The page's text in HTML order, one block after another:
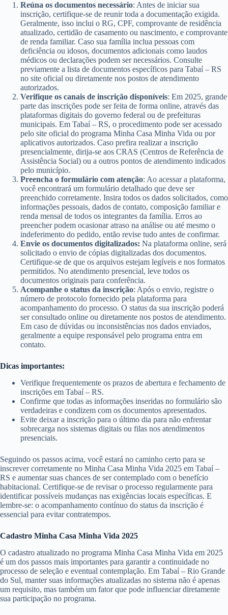
Reúna os documentos necessário: Antes de iniciar sua
inscrição, certifique-se de reunir toda a documentação exigida.
Geralmente, isso inclui o RG, CPF, comprovante de residência
atualizado, certidão de casamento ou nascimento, e comprovante
de renda familiar. Caso sua família inclua pessoas com
deficiência ou idosos, documentos adicionais como laudos
médicos ou declarações podem ser necessários. Consulte
previamente a lista de documentos específicos para Tabaí – RS
no site oficial ou diretamente nos postos de atendimento
autorizados.
Verifique os canais de inscrição disponíveis: Em 2025, grande
parte das inscrições pode ser feita de forma online, através das
plataformas digitais do governo federal ou de prefeituras
municipais. Em Tabaí – RS, o procedimento pode ser acessado
pelo site oficial do programa Minha Casa Minha Vida ou por
aplicativos autorizados. Caso prefira realizar a inscrição
presencialmente, dirija-se aos CRAS (Centros de Referência de
Assistência Social) ou a outros pontos de atendimento indicados
pelo município.
Preencha o formulário com atenção: Ao acessar a plataforma,
você encontrará um formulário detalhado que deve ser
preenchido corretamente. Insira todos os dados solicitados, como
informações pessoais, dados de contato, composição familiar e
renda mensal de todos os integrantes da família. Erros ao
preencher podem ocasionar atraso na análise ou até mesmo o
indeferimento do pedido, então revise tudo antes de confirmar.
Envie os documentos digitalizados: Na plataforma online, será
solicitado o envio de cópias digitalizadas dos documentos.
Certifique-se de que os arquivos estejam legíveis e nos formatos
permitidos. No atendimento presencial, leve todos os
documentos originais para conferência.
Acompanhe o status da inscrição: Após o envio, registre o
número de protocolo fornecido pela plataforma para
acompanhamento do processo. O status da sua inscrição poderá
ser consultado online ou diretamente nos postos de atendimento.
Em caso de dúvidas ou inconsistências nos dados enviados,
geralmente a equipe responsável pelo programa entra em
contato.
Dicas importantes:
Verifique frequentemente os prazos de abertura e fechamento de
inscrições em Tabaí – RS.
Confirme que todas as informações inseridas no formulário são
verdadeiras e condizem com os documentos apresentados.
Evite deixar a inscrição para o último dia para não enfrentar
sobrecarga nos sistemas digitais ou filas nos atendimentos
presenciais.
Seguindo os passos acima, você estará no caminho certo para se
inscrever corretamente no Minha Casa Minha Vida 2025 em Tabaí –
RS e aumentar suas chances de ser contemplado com o benefício
habitacional. Certifique-se de revisar o processo regularmente para
identificar possíveis mudanças nas exigências locais específicas. E
lembre-se: o acompanhamento contínuo do status da inscrição é
essencial para evitar contratempos.
Cadastro Minha Casa Minha Vida 2025
O cadastro atualizado no programa Minha Casa Minha Vida em 2025
é um dos passos mais importantes para garantir a continuidade no
processo de seleção e eventual contemplação. Em Tabaí – Rio Grande
do Sul, manter suas informações atualizadas no sistema não é apenas
um requisito, mas também um fator que pode influenciar diretamente
sua participação no programa.